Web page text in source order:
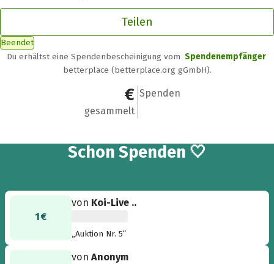
Teilen
Beendet
Du erhältst eine Spendenbescheinigung vom Spendenempfänger
betterplace (betterplace.org gGmbH).
2 €
gesammelt
2
Spenden
Schon 2
Spenden 🤍
1 €
von Koi-Live ..
„Auktion Nr. 5“
vonAnonym